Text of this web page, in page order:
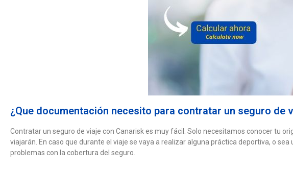
¿Que documentación necesito para contratar un seguro de
Contratar un seguro de viaje con Canarisk es muy fácil. Solo necesitamos conocer tu
viajarán. En caso que durante el viaje se vaya a realizar alguna práctica deportiva, o
problemas con la cobertura del seguro.